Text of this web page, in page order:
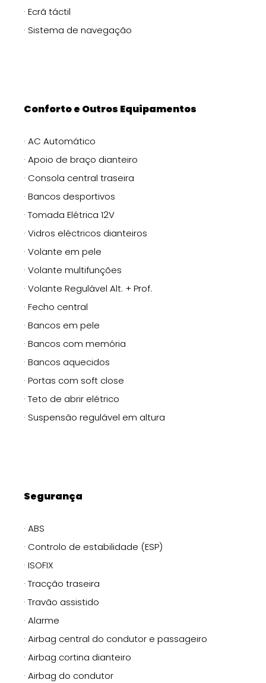
· Ecrã táctil
· Sistema de navegação
Conforto e Outros Equipamentos
· AC Automático
· Apoio de braço dianteiro
· Consola central traseira
· Bancos desportivos
· Tomada Elétrica 12V
· Vidros eléctricos dianteiros
· Volante em pele
· Volante multifunções
· Volante Regulável Alt. + Prof.
· Fecho central
· Bancos em pele
· Bancos com memória
· Bancos aquecidos
· Portas com soft close
· Teto de abrir elétrico
· Suspensão regulável em altura
Segurança
· ABS
· Controlo de estabilidade (ESP)
· ISOFIX
· Tracção traseira
· Travão assistido
· Alarme
· Airbag central do condutor e passageiro
· Airbag cortina dianteiro
· Airbag do condutor